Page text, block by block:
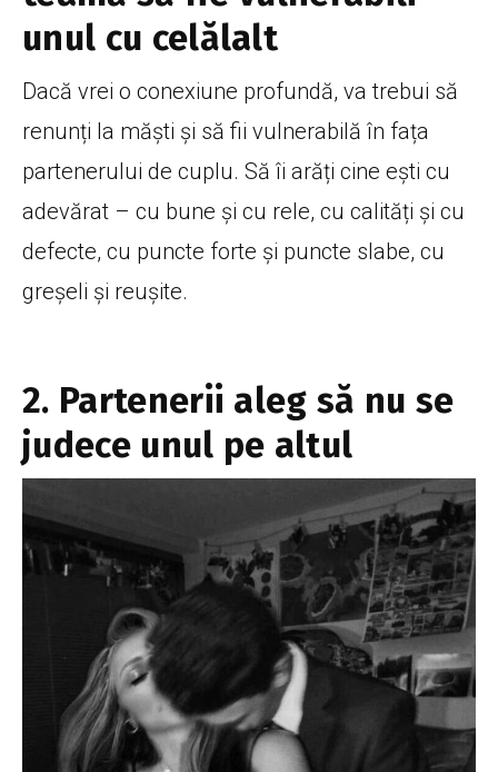
unul cu celălalt
Dacă vrei o conexiune profundă, va trebui să
renunți la măști și să fii vulnerabilă în fața
partenerului de cuplu. Să îi arăți cine ești cu
adevărat – cu bune și cu rele, cu calități și cu
defecte, cu puncte forte și puncte slabe, cu
greșeli și reușite.
2. Partenerii aleg să nu se
judece unul pe altul